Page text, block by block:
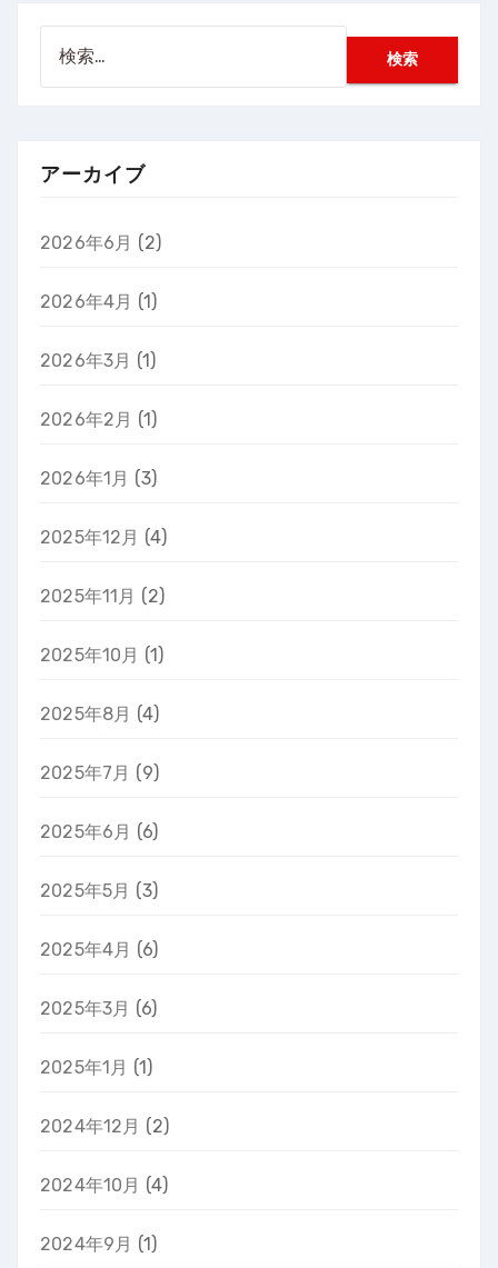
アーカイブ
2026年6月 (2)
2026年4月 (1)
2026年3月 (1)
2026年2月 (1)
2026年1月 (3)
2025年12月 (4)
2025年11月 (2)
2025年10月 (1)
2025年8月 (4)
2025年7月 (9)
2025年6月 (6)
2025年5月 (3)
2025年4月 (6)
2025年3月 (6)
2025年1月 (1)
2024年12月 (2)
2024年10月 (4)
2024年9月 (1)